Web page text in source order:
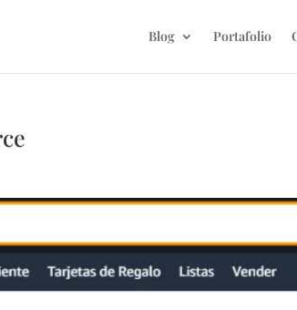
Blog Portafolio